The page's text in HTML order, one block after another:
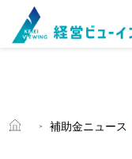
補助金ニュース